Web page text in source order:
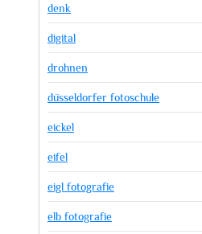
denk
digital
drohnen
düsseldorfer fotoschule
eickel
eifel
eigl fotografie
elb fotografie